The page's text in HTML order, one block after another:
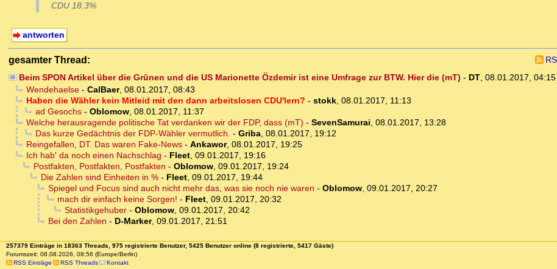
CDU 18.3%
antworten
gesamter Thread:
Beim SPON Artikel über die Grünen und die US Marionette Özdemir ist eine Umfrage zur BTW. Hier die (mT) - DT, 08.01.2017, 04:15
Wendehaelse- CalBaer, 08.01.2017, 08:43
Haben die Wähler kein Mitleid mit den dann arbeitslosen CDU'lern? - stokk, 08.01.2017, 11:13
ad Gesochs- Oblomow, 08.01.2017, 11:37
Welche herausragende politische Tat verdanken wir der FDP, dass (mT) - SevenSamurai, 08.01.2017, 13:28
Das kurze Gedächtnis der FDP-Wähler vermutlich. - Griba, 08.01.2017, 19:12
Reingefallen, DT. Das waren Fake-News- Ankawor, 08.01.2017, 19:25
Ich hab' da noch einen Nachschlag - Fleet, 09.01.2017, 19:16
Postfakten, Postfakten, Postfakten - Oblomow, 09.01.2017, 19:24
Die Zahlen sind Einheiten in %- Fleet, 09.01.2017, 19:44
Spiegel und Focus sind auch nicht mehr das, was sie noch nie waren - Oblomow, 09.01.2017, 20:27
mach dir einfach keine Sorgen! - Fleet, 09.01.2017, 20:32
Statistikgehuber- Oblomow, 09.01.2017, 20:42
Bei den Zahlen - D-Marker, 09.01.2017, 21:51
257379 Einträge in 18363 Threads, 975 registrierte Benutzer, 5425 Benutzer online (8 registrierte, 5417 Gäste)
Forumszeit: 08.08.2026, 08:56 (Europe/Berlin)
RSS Einträge
RSS Threads Kontakt